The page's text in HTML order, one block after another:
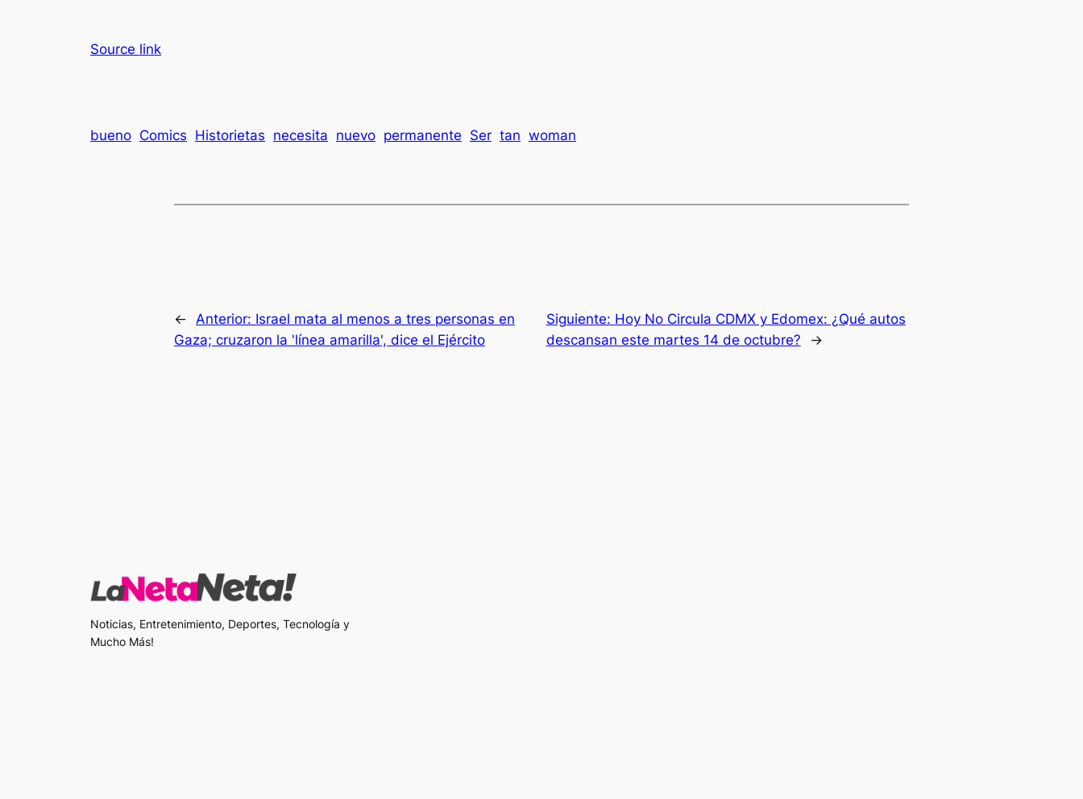
Source link
bueno Comics Historietas necesita nuevo permanente Ser tan woman
← Anterior: Israel mata al menos a tres personas en
Gaza; cruzaron la 'línea amarilla', dice el Ejército
Siguiente: Hoy No Circula CDMX y Edomex: ¿Qué autos
descansan este martes 14 de octubre?
→
Noticias, Entretenimiento, Deportes, Tecnología y
Mucho Más!